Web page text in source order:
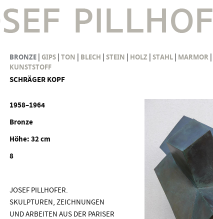
BRONZE| GIPS| TON | BLECH | STEIN | HOLZ | STAHL| MARMOR|
KUNSTSTOFF
SCHRÄGER KOPF
1958–1964
Bronze
Höhe: 32 cm
8
JOSEF PILLHOFER.
SKULPTUREN, ZEICHNUNGEN
UND ARBEITEN AUS DER PARISER